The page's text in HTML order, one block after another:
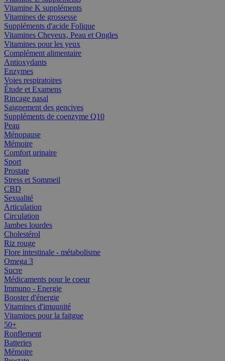
Vitamine K suppléments
Vitamines de grossesse
Suppléments d'acide Folique
Vitamines Cheveux, Peau et Ongles
Vitamines pour les yeux
Complément alimentaire
Antioxydants
Enzymes
Voies respiratoires
Étude et Examens
Rincage nasal
Saignement des gencives
Suppléments de coenzyme Q10
Peau
Ménopause
Mémoire
Comfort urinaire
Sport
Prostate
Stress et Sommeil
CBD
Sexualité
Articulation
Circulation
Jambes lourdes
Cholestérol
Riz rouge
Flore intestinale - métabolisme
Omega 3
Sucre
Médicaments pour le coeur
Immuno - Energie
Booster d'énergie
Vitamines d'imuunité
Vitamines pour la faitgue
50+
Ronflement
Batteries
Mémoire